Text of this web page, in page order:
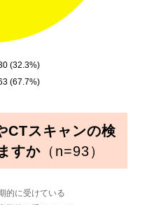
(32.3%)
(67.7%)
CTスキャンの検
すか（n=93）